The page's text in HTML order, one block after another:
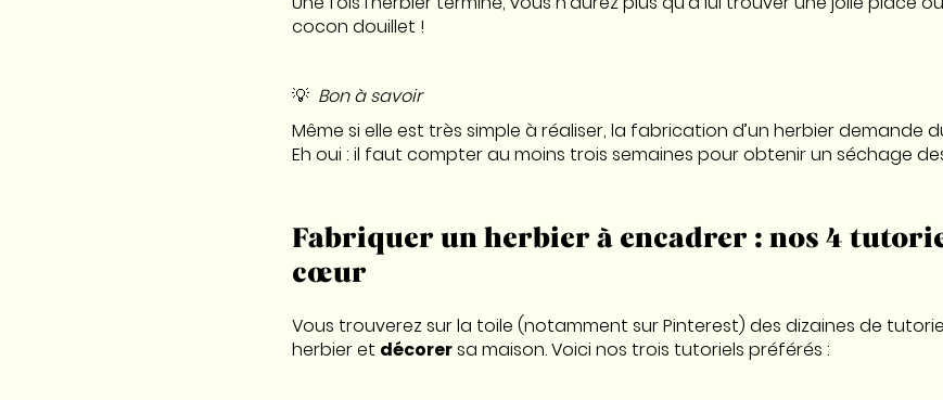
cocon douillet !
💡 Bon à savoir
Même si elle est très simple à réaliser, la fabrication d’un herbier demande
Eh oui : il faut compter au moins trois semaines pour obtenir un séchage
Fabriquer un herbier à encadrer : nos 4
cœur
Vous trouverez sur la toile (notamment sur Pinterest) des dizaines de
herbier et décorersa maison. Voici nos trois tutoriels préférés :